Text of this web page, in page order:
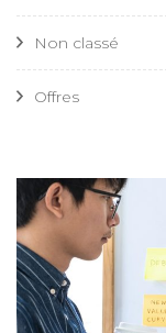
Non classé
Offres